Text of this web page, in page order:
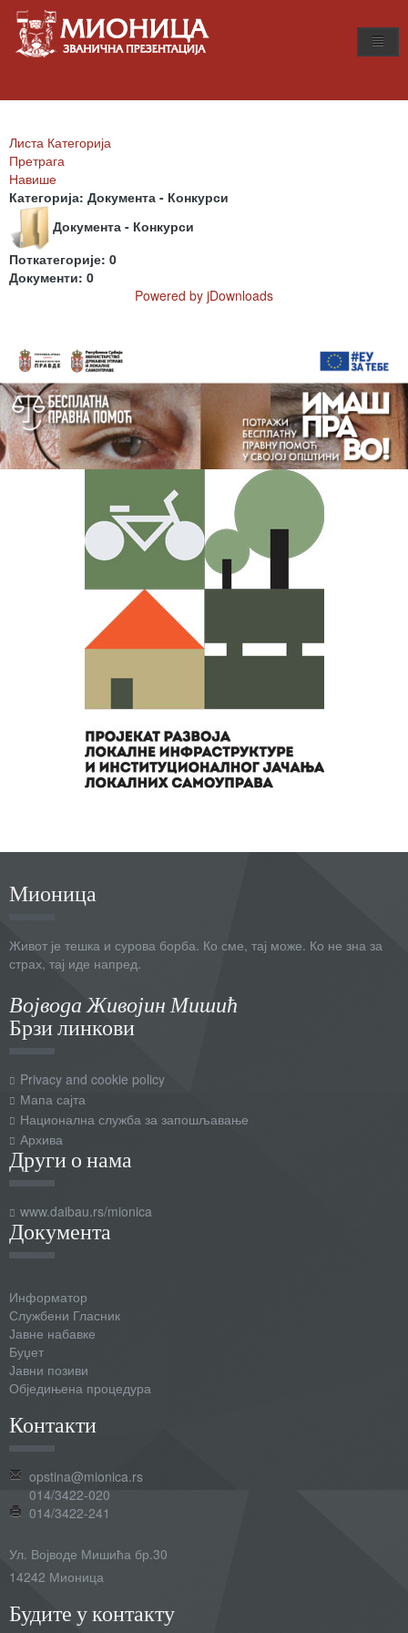
Листа Категорија
Претрага
Навише
Категорија: Документа - Конкурси
Документа - Конкурси
Поткатегорије: 0
Документи: 0
Powered by jDownloads
Мионица
Живот је тешка и сурова борба. Ко сме, тај може. Ко не зна за
страх, тај иде напред.
Војвода Живојин Мишић
Брзи линкови
Privacy and cookie policy
Мапа сајта
Национална служба за запошљавање
Архива
Други о нама
www.daibau.rs/mionica
Документа
Информатор
Службени Гласник
Јавне набавке
Буџет
Јавни позиви
Обједињена процедура
Контакти
opstina@mionica.rs
014/3422-020
014/3422-241
Ул. Војводе Мишића бр.30
14242 Мионица
Будите у контакту